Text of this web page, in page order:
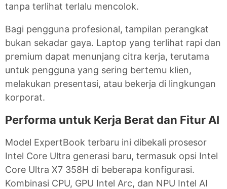
tanpa terlihat terlalu mencolok.
Bagi pengguna profesional, tampilan perangkat
bukan sekadar gaya. Laptop yang terlihat rapi dan
premium dapat menunjang citra kerja, terutama
untuk pengguna yang sering bertemu klien,
melakukan presentasi, atau bekerja di lingkungan
korporat.
Performa untuk Kerja Berat dan Fitur AI
Model ExpertBook terbaru ini dibekali prosesor
Intel Core Ultra generasi baru, termasuk opsi Intel
Core Ultra X7 358H di beberapa konfigurasi.
Kombinasi CPU, GPU Intel Arc, dan NPU Intel AI